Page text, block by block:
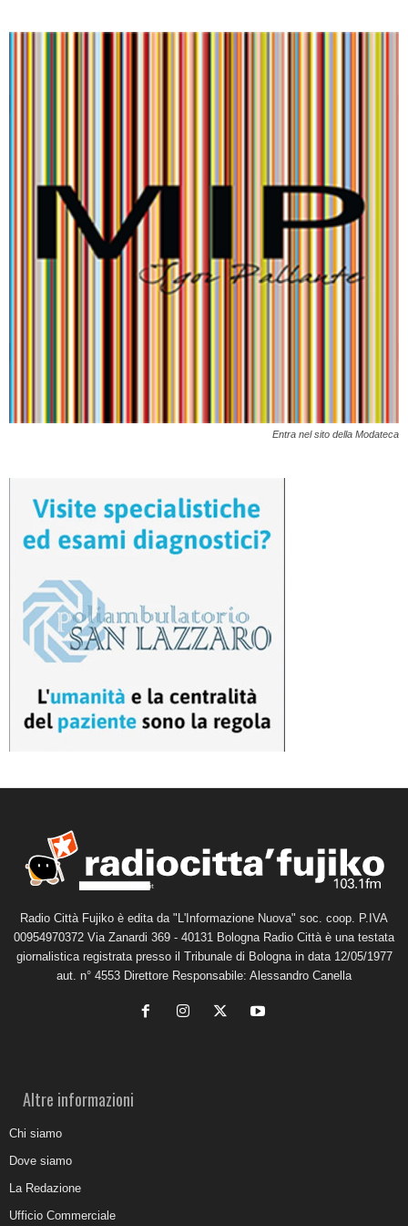
Entra nel sito della Modateca
Radio Città Fujiko è edita da "L'Informazione Nuova" soc. coop. P.IVA
00954970372 Via Zanardi 369 - 40131 Bologna Radio Città è una testata
giornalistica registrata presso il Tribunale di Bologna in data 12/05/1977
aut. n° 4553 Direttore Responsabile: Alessandro Canella
Altre informazioni
Chi siamo
Dove siamo
La Redazione
Ufficio Commerciale